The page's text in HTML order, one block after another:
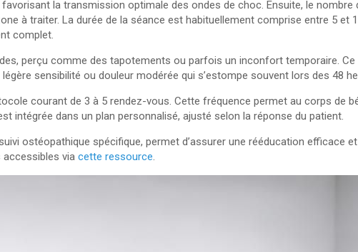
la transmission optimale des ondes de choc. Ensuite, le nombre
à traiter. La durée de la séance est habituellement comprise entre 5 et
complet.
perçu comme des tapotements ou parfois un inconfort temporaire.
sensibilité ou douleur modérée qui s’estompe souvent lors des 48
courant de 3 à 5 rendez-vous. Cette fréquence permet au corps de
intégrée dans un plan personnalisé, ajusté selon la réponse du patient.
ostéopathique spécifique, permet d’assurer une rééducation efficace
accessibles viacette ressource.